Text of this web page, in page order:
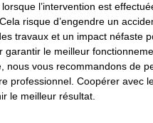
l’intervention est
risque d’engendre un
travaux et un impact néfaste
garantir le meilleur
nous vous recommandons de
professionnel. Coopérer avec
le meilleur résultat.